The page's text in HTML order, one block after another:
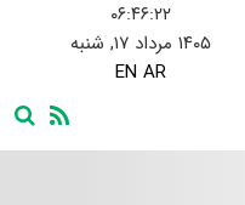
۰۶:۴۶:۲۳
۱۴۰۵ مرداد ۱۷, شنبه
EN AR